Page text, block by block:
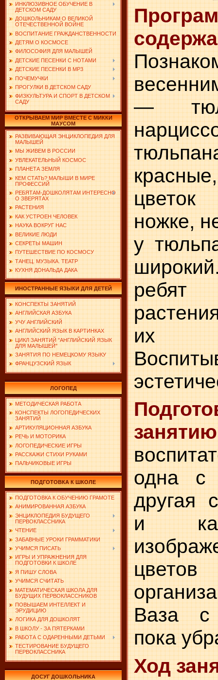
ИНКЛЮЗИВНОЕ ОБУЧЕНИЕ В
ДЕТСКОМ САДУ
ДОШКОЛЬНИКАМ О ВЕЛИКОЙ
ОТЕЧЕСТВЕННОЙ ВОЙНЕ
ВОСПИТАНИЕ ГРАЖДАНСТВЕННОСТИ
ДЕТЯМ О КОСМОСЕ
ФИЛОСОФИЯ ДЛЯ МАЛЫШЕЙ
ДЕТСКИЕ ПЕСЕНКИ С НОТАМИ
ДЕТСКИЕ ПЕСЕНКИ В MP3
ПОЧЕМУЧКИ
ПРОГУЛКИ В ДЕТСКОМ САДУ
ФИЗКУЛЬТУРА И СПОРТ В ДЕТСКОМ
САДУ
ОТКРЫВАЕМ МИР ВМЕСТЕ С МИККИ
МАУСОМ
РАЗВИВАЮЩАЯ ЭНЦИКЛОПЕДИЯ ДЛЯ
МАЛЫШЕЙ
МЫ ЖИВЕМ В РОССИИ
УВЛЕКАТЕЛЬНЫЙ КОСМОС
ПЛАНЕТА ЗЕМЛЯ
КЕМ СТАТЬ? МАЛЫШИ В МИРЕ
ПРОФЕССИЙ
РЕБЯТАМ-ДОШКОЛЯТАМ ИНТЕРЕСНО
О ЗВЕРЯТАХ
РАСТЕНИЯ
КАК УСТРОЕН ЧЕЛОВЕК
НАУКА ВОКРУГ НАС
ВЕЛИКИЕ ЛЮДИ
СЕКРЕТЫ МАШИН
ПУТЕШЕСТВИЕ ПО КОСМОСУ
ТАНЕЦ. МУЗЫКА. ТЕАТР
КУХНЯ ДОНАЛЬДА ДАКА
ИНОСТРАННЫЕ ЯЗЫКИ ДЛЯ ДЕТЕЙ
КОНСПЕКТЫ ЗАНЯТИЙ
АНГЛИЙСКАЯ АЗБУКА
УЧУ АНГЛИЙСКИЙ
АНГЛИЙСКИЙ ЯЗЫК В КАРТИНКАХ
ЦИКЛ ЗАНЯТИЙ "АНГЛИЙСКИЙ ЯЗЫК
ДЛЯ МАЛЫШЕЙ"
ЗАНЯТИЯ ПО НЕМЕЦКОМУ ЯЗЫКУ
ФРАНЦУЗСКИЙ ЯЗЫК
ЛОГОПЕД
МЕТОДИЧЕСКАЯ РАБОТА
КОНСПЕКТЫ ЛОГОПЕДИЧЕСКИХ
ЗАНЯТИЙ
АРТИКУЛЯЦИОННАЯ АЗБУКА
РЕЧЬ И МОТОРИКА
ЛОГОПЕДИЧЕСКИЕ ИГРЫ
РАССКАЖИ СТИХИ РУКАМИ
ПАЛЬЧИКОВЫЕ ИГРЫ
ПОДГОТОВКА К ШКОЛЕ
ПОДГОТОВКА К ОБУЧЕНИЮ ГРАМОТЕ
АНИМИРОВАННАЯ АЗБУКА
ЭНЦИКЛОПЕДИЯ БУДУЩЕГО
ПЕРВОКЛАССНИКА
ЧТЕНИЕ
ЗАБАВНЫЕ УРОКИ ГРАММАТИКИ
УЧИМСЯ ПИСАТЬ
ИГРЫ И УПРАЖНЕНИЯ ДЛЯ
ПОДГОТОВКИ К ШКОЛЕ
Я ПИШУ СЛОВА
УЧИМСЯ СЧИТАТЬ
МАТЕМАТИЧЕСКАЯ ШКОЛА ДЛЯ
БУДУЩИХ ПЕРВОКЛАССНИКОВ
ПОВЫШАЕМ ИНТЕЛЛЕКТ И
ЭРУДИЦИЮ
ЛОГИКА ДЛЯ ДОШКОЛЯТ
В ШКОЛУ - ЗА ПЯТЕРКАМИ
РАБОТА С ОДАРЕННЫМИ ДЕТЬМИ
ТЕСТИРОВАНИЕ БУДУЩЕГО
ПЕРВОКЛАССНИКА
ДОСУГ ДОШКОЛЬНИКА
—
ножке,
у
ребят
их
одна с
другая
и
Ваза с
пока
Ход